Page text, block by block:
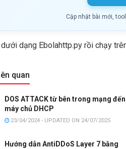
Cập nhật bài mới,
dạng Ebolahttp.py rồi chạy
quan
DOS ATTACK từ bên trong mạng đến
máy chủ DHCP
23/04/2024 - UPDATED ON 24/07/2025
Hướng dẫn AntiDDoS Layer 7 bằng